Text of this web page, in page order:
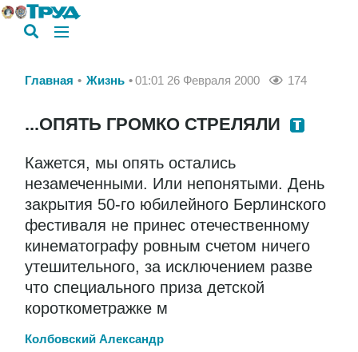
Главная Жизнь 01:01 26 Февраля 2000 174
...ОПЯТЬ ГРОМКО СТРЕЛЯЛИ
Кажется, мы опять остались
незамеченными. Или непонятыми. День
закрытия 50-го юбилейного Берлинского
фестиваля не принес отечественному
кинематографу ровным счетом ничего
утешительного, за исключением разве
что специального приза детской
короткометражке м
Колбовский Александр